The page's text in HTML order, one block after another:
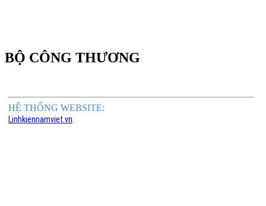
BỘ CÔNG THƯƠNG
HỆ THỐNG WEBSITE:
Linhkiennamviet.vn